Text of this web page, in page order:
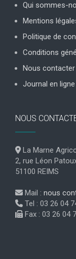
Qui sommes-
Mentions
Politique de
Conditions
Nous contacter
Journal en ligne
NOUS
La Marne
2, rue Léon
51100 REIMS
Mail : nous
Tel : 03 26 04
Fax : 03 26 04